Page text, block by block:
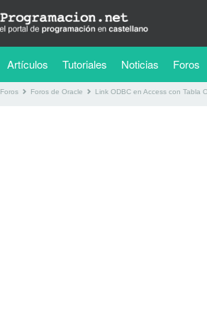
Artículos Tutoriales (current)
Noticias Foros
Foros Foros de Oracle Link ODBC en Access con Tabla